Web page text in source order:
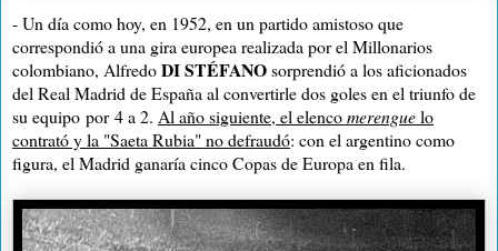
- Un día como hoy, en 1952, en un partido amistoso que
correspondió a una gira europea realizada por el Millonarios
colombiano, AlfredoDI STÉFANOsorprendió a los aficionados
del Real Madrid de España al convertirle dos goles en el triunfo de
su equipo por4 a 2. Al año siguiente, el elencomerenguelo
contrató y la "Saeta Rubia" no defraudó: con el argentino como
figura, el Madrid ganaría cinco Copas de Europa en fila.